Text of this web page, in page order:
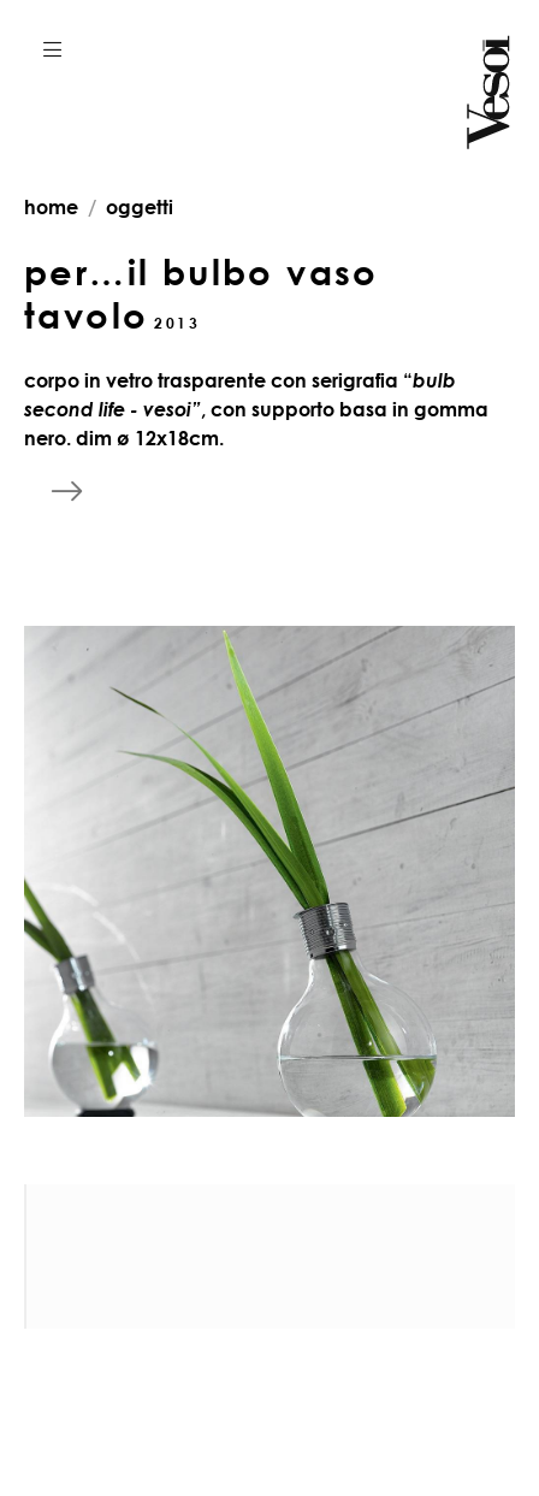
home oggetti
per…il bulbo vaso
tavolo 2013
corpo in vetro trasparente con serigrafia “bulb
second life - vesoi”, con supporto basa in gomma
nero. dim ø 12x18cm.